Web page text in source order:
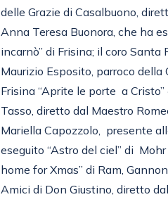
delle Grazie di Casalbuono,
Anna Teresa Buonora, che ha
incarnò” di Frisina; il coro
Maurizio Esposito, parroco della
Frisina “Aprite le porte a Cristo”
Tasso, diretto dal Maestro
Mariella Capozzolo, presente
eseguito “Astro del ciel” di Mohr
home for Xmas” di Ram,
Amici di Don Giustino, diretto